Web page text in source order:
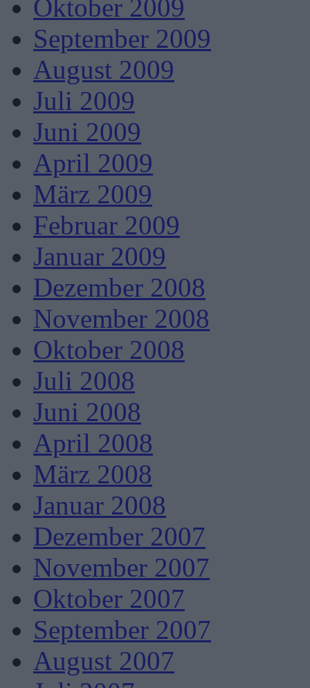
Oktober 2009
September 2009
August 2009
Juli 2009
Juni 2009
April 2009
März 2009
Februar 2009
Januar 2009
Dezember 2008
November 2008
Oktober 2008
Juli 2008
Juni 2008
April 2008
März 2008
Januar 2008
Dezember 2007
November 2007
Oktober 2007
September 2007
August 2007